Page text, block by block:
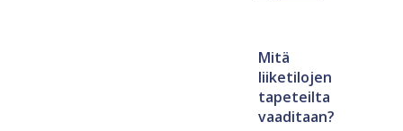
Mitä
liiketilojen
tapeteilta
vaaditaan?